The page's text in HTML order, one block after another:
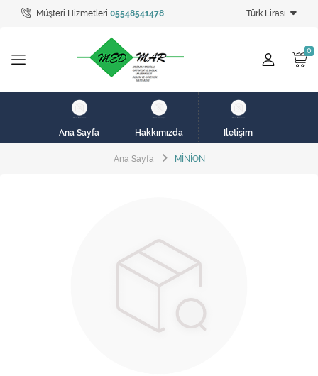
Müşteri Hizmetleri 05548541478 Türk Lirası
Tüm Kategoriler
hasta karyolası
HASTA KARYOLASI
SOLUNUM CİHAZLARI
TANSİYON ALETLERİ
TEKERLEKLİ SANDALYE
VARİS ÇORAPLARI
Ana Sayfa Hakkımızda İletişim
Ana Sayfa MİNİON